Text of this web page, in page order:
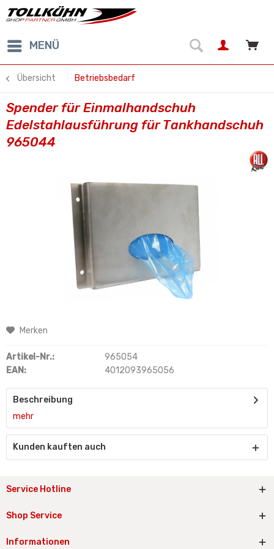
MENÜ
Übersicht Betriebsbedarf
Spender für Einmalhandschuh
Edelstahlausführung für Tankhandschuh
965044
Merken
Artikel-Nr.:
965054
EAN:
4012093965056
Beschreibung
mehr
Kunden kauften auch
Service Hotline
Shop Service
Informationen